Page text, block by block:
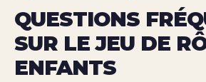
QUESTIONS
SUR LE JEU DE
ENFANTS